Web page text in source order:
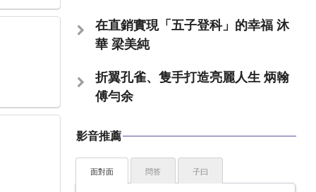
在直銷實現「五子登科」的幸福 沐
華 梁美純
折翼孔雀、隻手打造亮麗人生 炳翰
傅勻余
影音推薦
面對面 問答 子曰